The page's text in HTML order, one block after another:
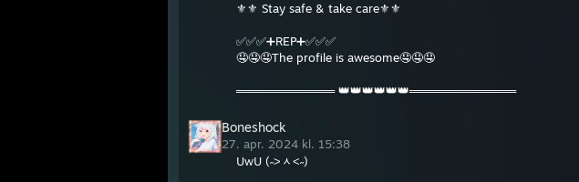
⚜️⚜️ Stay safe & take care⚜️⚜️
✅✅✅➕REP➕✅✅✅
🤤🤤🤤The profile is awesome🤤🤤🤤
════════════ 👑👑👑👑👑👑═════════════
Boneshock
27. apr. 2024 kl. 15:38
UwU (˶˃ᆺ˂˶)